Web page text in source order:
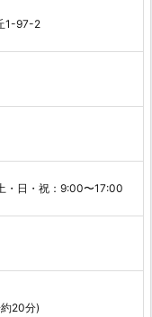
1-97-2
・日・祝：9:00〜17:00
20分)